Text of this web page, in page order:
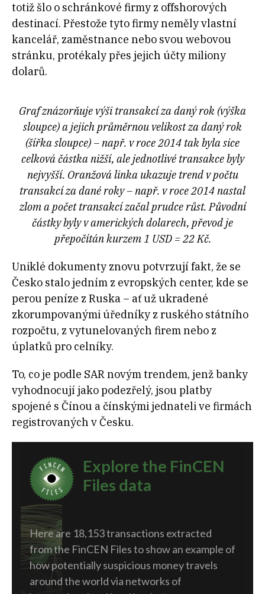
totiž šlo o schránkové firmy z offshorových
destinací. Přestože tyto firmy neměly vlastní
kancelář, zaměstnance nebo svou webovou
stránku, protékaly přes jejich účty miliony
dolarů.
Graf znázorňuje výši transakcí za daný rok (výška
sloupce) a jejich průměrnou velikost za daný rok
(šířka sloupce) – např. v roce 2014 tak byla sice
celková částka nižší, ale jednotlivé transakce byly
nejvyšší. Oranžová linka ukazuje trend v počtu
transakcí za dané roky – např. v roce 2014 nastal
zlom a počet transakcí začal prudce růst. Původní
částky byly v amerických dolarech, převod je
přepočítán kurzem 1 USD = 22 Kč.
Uniklé dokumenty znovu potvrzují fakt, že se
Česko stalo jedním z evropských center, kde se
perou peníze z Ruska – ať už ukradené
zkorumpovanými úředníky z ruského státního
rozpočtu, z vytunelovaných firem nebo z
úplatků pro celníky.
To, co je podle SAR novým trendem, jenž banky
vyhodnocují jako podezřelý, jsou platby
spojené s Čínou a čínskými jednateli ve firmách
registrovaných v Česku.